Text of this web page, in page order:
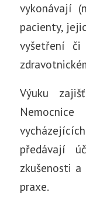
vykonávají
pacienty,
vyšetření či
Výuku
předávají
zkušenosti
praxe.